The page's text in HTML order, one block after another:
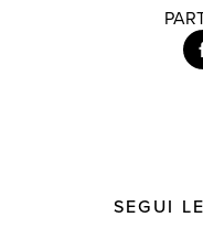
SEGUI